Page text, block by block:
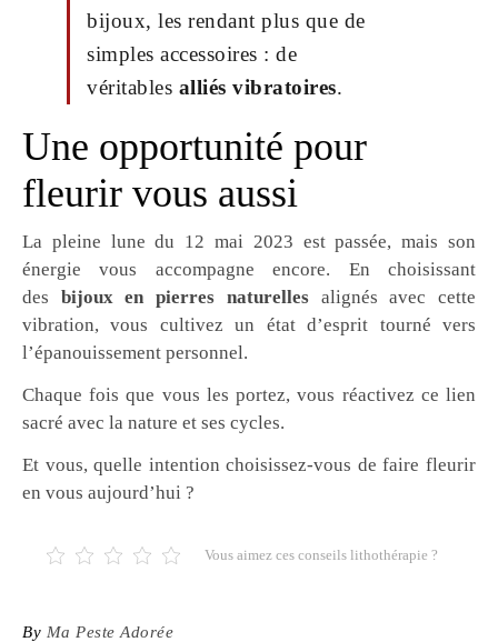
bijoux, les rendant plus que de
simples accessoires : de
véritables alliés vibratoires.
Une opportunité pour
fleurir vous aussi
La pleine lune du 12 mai 2023 est passée, mais son
énergie vous accompagne encore. En choisissant
des bijoux en pierres naturellesalignés avec cette
vibration, vous cultivez un état d’esprit tourné vers
l’épanouissement personnel.
Chaque fois que vous les portez, vous réactivez ce lien
sacré avec la nature et ses cycles.
Et vous, quelle intention choisissez-vous de faire fleurir
en vous aujourd’hui ?
Vous aimez ces conseils lithothérapie ?
By Ma Peste Adorée